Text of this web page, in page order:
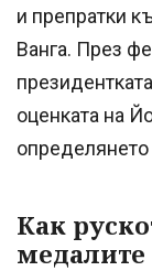
и препратки
Ванга. През
оценката на
определянето
Как
медалите